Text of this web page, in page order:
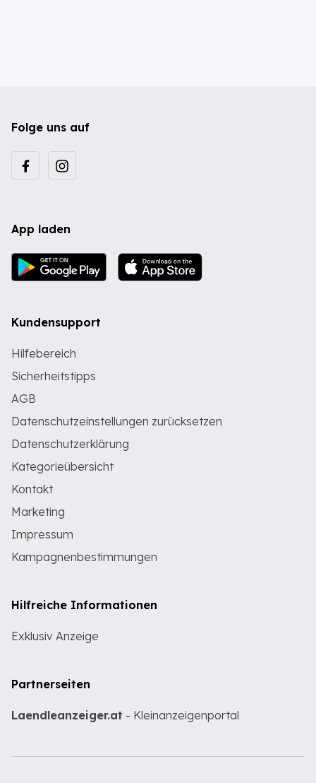
Folge uns auf
App laden
Kundensupport
Hilfebereich
Sicherheitstipps
AGB
Datenschutzeinstellungen zurücksetzen
Datenschutzerklärung
Kategorieübersicht
Kontakt
Marketing
Impressum
Kampagnenbestimmungen
Hilfreiche Informationen
Exklusiv Anzeige
Partnerseiten
Laendleanzeiger.at - Kleinanzeigenportal